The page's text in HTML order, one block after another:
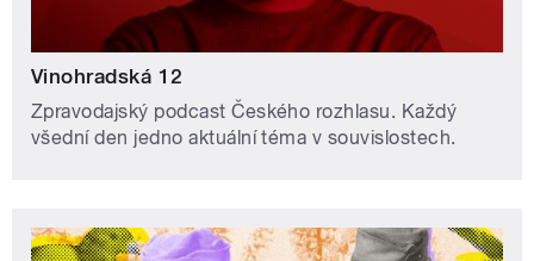
Vinohradská 12
Zpravodajský podcast Českého rozhlasu. Každý
všední den jedno aktuální téma v souvislostech.